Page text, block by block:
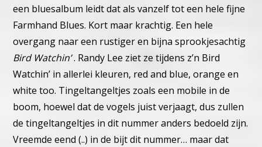
een bluesalbum leidt datals vanzelf tot een hele fijne
Farmhand Blues. Kort maar krachtig. Een hele
overgang naar een rustiger en bijna sprookjesachtig
Bird Watchin’. Randy Lee ziet ze tijdens z’n Bird
Watchin’ in allerlei kleuren, red and blue, orange en
white too. Tingeltangeltjes zoals een mobile in de
boom, hoewel dat devogels juist verjaagt, dus zullen
de tingeltangeltjes in dit nummeranders bedoeld zijn.
Vreemde eend (..) in de bijt dit nummer… maar dat